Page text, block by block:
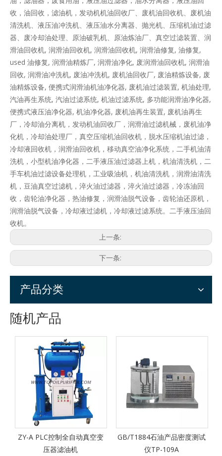
收，油回收，滤油机，发动机机油回收厂、废机油回收机、废机油
清洗机、液压油冲洗机、液压油水分离器、抛光机、压缩机油过滤
器、废冷却油处理、原油破乳机、原油炼油厂、真空过滤装置、润
滑油回收机, 润滑油回收机, 润滑油回收机, 润滑油修复, 油修复,
used 油修复, 润滑油精炼厂, 润滑油净化, 废润滑油回收机, 润滑油
回收, 润滑油冲洗机, 废油冲洗机, 废机油回收厂, 废油精炼设备, 废
油精炼设备, 便携式润滑油机油净化器, 废机油过滤装置, 机油处理,
汽油再生系统, 汽油过滤系统, 机油过滤系统, 多功能润滑油净化器,
便携式液压油净化器, 机油净化器, 废机油再生装置, 废机油再生
厂，冷却油分离机，发动机油回收厂，润滑油过滤机械，废机油净
化机，冷却油处理厂，真空压缩机油回收机，脱水压缩机油过滤，
冷却液回收机，润滑油回收机，移动真空油净化系统，二手机油清
洗机，小型机油净化器，二手液压油过滤器上机，机油清洗机，二
手车机油过滤设备处理机，工业吸油机，机油清洗机，润滑油清洗
机，豆油真空过滤机，淬火油过滤器，淬火油过滤器，冷冻油回
收，齿轮油净化器，热油修复，润滑油脱气设备，齿轮油还原机，
润滑油脱气设备，冷却液过滤机，冷却液过滤系统。二手液压油回
收机。
上一条:
下一条:
产品分类
随机产品
ZY-A PLC控制全自动真空变
压器滤油机
GB/T1884石油产品密度测试
仪TP-109A